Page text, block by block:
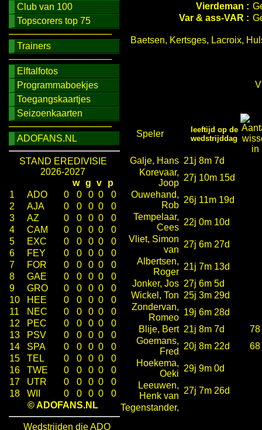
Club van 100
Topscorers top 75
────────────────
Trainers
────────────────
Elftalfotos
Programmaboekjes
Toegangskaartjes
Seizoenkaarten
────────────────
ADOFANS.NL
STAND EREDIVISIE
2026-2027
w g v
p
1
ADO 0 0 0 0
0
2
AJA 0 0 0 0
0
3
AZ 0 0 0 0
0
4
CAM 0 0 0 0
0
5
EXC 0 0 0 0
0
6
FEY 0 0 0 0
0
7
FOR 0 0 0 0
0
8
GAE 0 0 0 0
0
9
GRO 0 0 0 0
0
10
HEE 0 0 0 0
0
11
NEC 0 0 0 0
0
12
PEC 0 0 0 0
0
13
PSV 0 0 0 0
0
14
SPA 0 0 0 0
0
15
TEL 0 0 0 0
0
16
TWE 0 0 0 0
0
17
UTR 0 0 0 0
0
18
WII 0 0 0 0
0
© ADOFANS.NL
Wedstrijden die ADO
Vierdeman :
Var & ass-VAR :
Baetsen, Kertsges, Lacroix,
Speler
leeftijd op de
wedstrijddag
Galje, Hans 21j 8m 7d
Korevaar,
Joop
27j 10m 15d
Ouwehand,
Rob
26j 11m 19d
Tempelaar,
Cees
22j 0m 10d
Vliet, Simon
van
27j 6m 27d
Albertsen,
Roger
21j 7m 13d
Jonker, Jos 27j 6m 5d
Wickel, Ton 25j 3m 29d
Zondervan,
Romeo
19j 6m 28d
Blije, Bert 21j 8m 7d
78
Goemans,
Fred
20j 8m 22d
68
Hoekema,
Oeki
29j 9m 0d
Leeuwen,
Henk van
27j 7m 26d
Tegenstander,